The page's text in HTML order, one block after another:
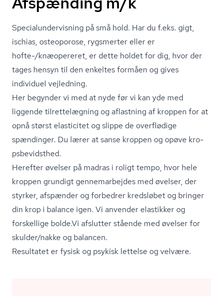
Spe­ci­a­lun­der­vis­ning på små hold. Har du f.eks. gigt,
ischias, osteoporose, rygsmerter eller er
hofte-/knæopereret, er dette holdet for dig, hvor der
tages hensyn til den enkeltes formåen og gives
individuel vejledning.
Her begynder vi med at nyde før vi kan yde med
liggende til­ret­te­læg­ning og aflastning af kroppen for at
opnå størst elasticitet og slippe de overflødige
spændinger. Du lærer at sanse kroppen og opøve kro­
ps­be­vidst­hed.
Herefter øvelser på madras i roligt tempo, hvor hele
kroppen grundigt gennemarbejdes med øvelser, der
styrker, afspænder og forbedrer kredsløbet og bringer
din krop i balance igen. Vi anvender elastikker og
forskellige bolde.Vi afslutter stående med øvelser for
skulder/nakke og balancen.
Resultatet er fysisk og psykisk lettelse og velvære.